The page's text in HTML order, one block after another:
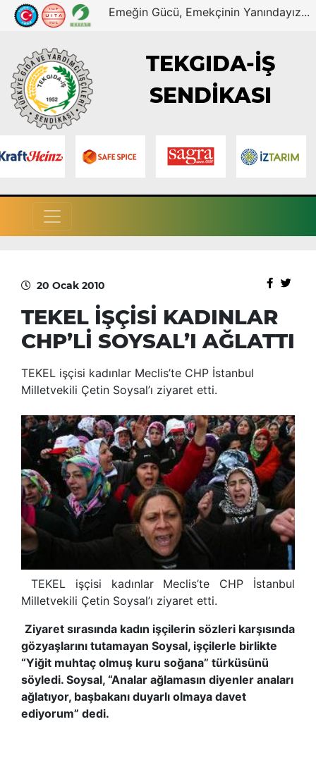
Emeğin Gücü, Emekçinin Yanındayız...
TEKGIDA-İŞ
SENDİKASI
20 Ocak 2010
TEKEL İŞÇİSİ KADINLAR
CHP’Lİ SOYSAL’I AĞLATTI
TEKEL işçisi kadınlar Meclis’te CHP İstanbul
Milletvekili Çetin Soysal’ı ziyaret etti.
TEKEL işçisi kadınlar Meclis’te CHP İstanbul
Milletvekili Çetin Soysal’ı ziyaret etti.
Ziyaret sırasında kadın işçilerin sözleri karşısında
gözyaşlarını tutamayan Soysal, işçilerle birlikte
“Yiğit muhtaç olmuş kuru soğana” türküsünü
söyledi. Soysal, “Analar ağlamasın diyenler anaları
ağlatıyor, başbakanı duyarlı olmaya davet
ediyorum” dedi.